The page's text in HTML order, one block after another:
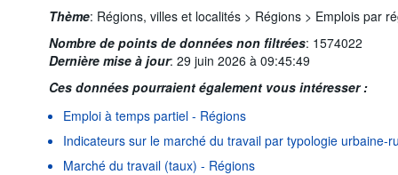
Thème: Régions, villes et localités > Régions > Emplois par
Nombre de points de données non filtrées: 1574022
Dernière mise à jour: 29 juin 2026 à 09:45:49
Ces données pourraient également vous intéresser :
Emploi à temps partiel - Régions
Indicateurs sur le marché du travail par typologie urbaine-
Marché du travail (taux) - Régions